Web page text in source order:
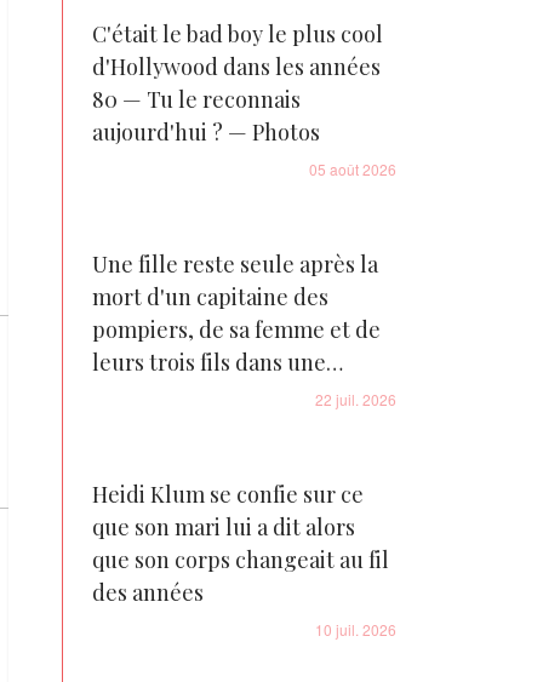
C'était le bad boy le plus cool
d'Hollywood dans les années
80 — Tu le reconnais
aujourd'hui ? — Photos
05 août 2026
Une fille reste seule après la
mort d'un capitaine des
pompiers, de sa femme et de
leurs trois fils dans une
tragédie familiale déchirante
22 juil. 2026
Heidi Klum se confie sur ce
que son mari lui a dit alors
que son corps changeait au fil
des années
10 juil. 2026